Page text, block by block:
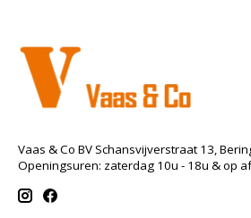
Vaas & Co BV Schansvijverstraat 13,
Openingsuren: zaterdag 10u - 18u & op